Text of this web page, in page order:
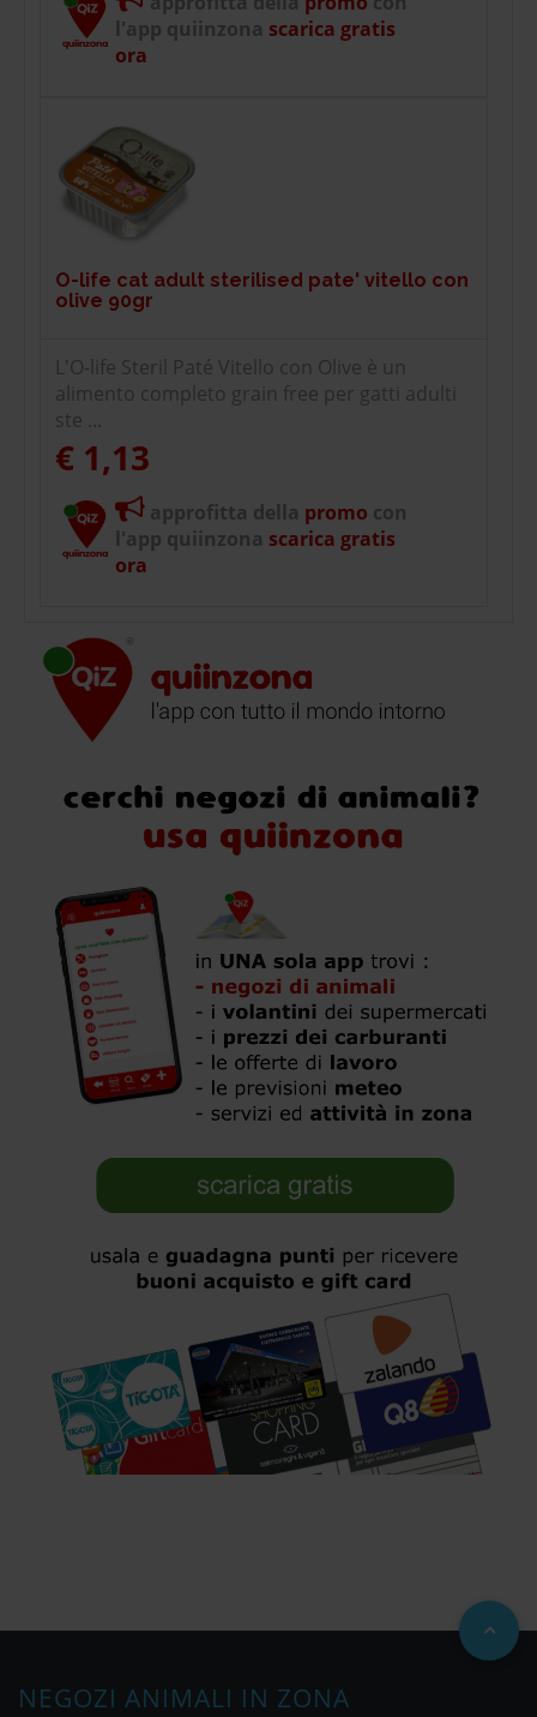
l'app quiinzona scarica gratis
ora
O-life cat adult sterilised pate' vitello con
olive 90gr
L'O-life Steril Paté Vitello con Olive è un
alimento completo grain free per gatti adulti
ste ...
€ 1,13
approfitta della promo con
l'app quiinzona scarica gratis
ora
NEGOZI ANIMALI IN ZONA